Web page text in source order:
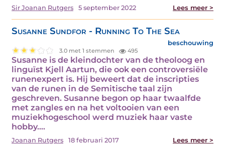
Sir Joanan Rutgers 5 september 2022 Lees meer >
Susanne Sundfor - Running To The Sea
beschouwing
3.0 met 1 stemmen 495
Susanne is de kleindochter van de theoloog en
linguïst Kjell Aartun, die ook een controversiële
runenexpert is. Hij beweert dat de inscripties
van de runen in de Semitische taal zijn
geschreven. Susanne begon op haar twaalfde
met zangles en na het voltooien van een
muziekhogeschool werd muziek haar vaste
hobby.…
Joanan Rutgers 18 februari 2017 Lees meer >